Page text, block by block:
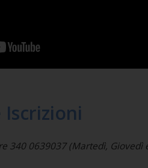
340 0639037 (Martedì,